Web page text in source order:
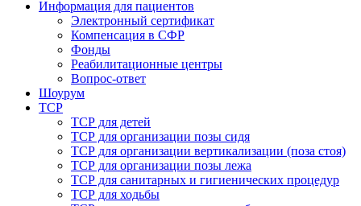
Информация для пациентов
Электронный сертификат
Компенсация в СФР
Фонды
Реабилитационные центры
Вопрос-ответ
Шоурум
ТСР
ТСР для детей
ТСР для организации позы сидя
ТСР для организации вертикализации (поза стоя)
ТСР для организации позы лежа
ТСР для санитарных и гигиенических процедур
ТСР для ходьбы